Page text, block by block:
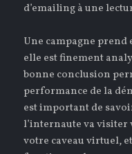
d’emailing à une
Une campagne
elle est finement
bonne conclusion
performance de la
est important de
l’internaute va visiter
votre caveau virtuel,